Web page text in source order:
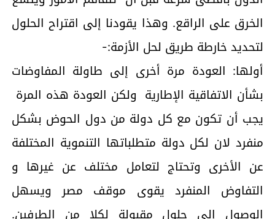
الخرق على الراقع. وهذا يقودنا إلى اقتراح الحلول
لتحديد خارطة طريق لحل الأزمة:-
أولها: العودة مرة أخرى إلى طاولة المفاوضات
بشأن الاتفاقية الإطارية ولكن العودة هذه المرة
يجب أن تكون مع كل دولة من دول الحوض بشكل
منفرد لان لكل دولة متطلباتها التنموية المختلفة
عن الأخرى وتحتاج لتعامل مختلف عن غيرها و
التفاوض المنفرد يقوى موقف مصر ويسهل
الوصول إلى حلول مقبولة لكلا من الطرفين.